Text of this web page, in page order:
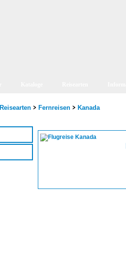
Reisearten > Fernreisen > Kanada